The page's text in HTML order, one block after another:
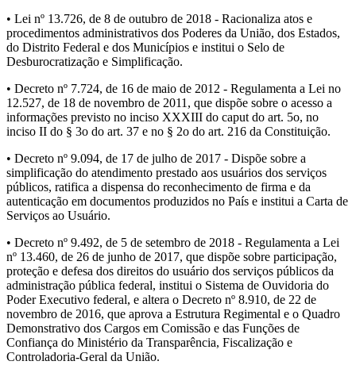
• Lei nº 13.726, de 8 de outubro de 2018 - Racionaliza atos e
procedimentos administrativos dos Poderes da União, dos Estados,
do Distrito Federal e dos Municípios e institui o Selo de
Desburocratização e Simplificação.
• Decreto nº 7.724, de 16 de maio de 2012 - Regulamenta a Lei no
12.527, de 18 de novembro de 2011, que dispõe sobre o acesso a
informações previsto no inciso XXXIII do caput do art. 5o, no
inciso II do § 3o do art. 37 e no § 2o do art. 216 da Constituição.
• Decreto nº 9.094, de 17 de julho de 2017 - Dispõe sobre a
simplificação do atendimento prestado aos usuários dos serviços
públicos, ratifica a dispensa do reconhecimento de firma e da
autenticação em documentos produzidos no País e institui a Carta de
Serviços ao Usuário.
• Decreto nº 9.492, de 5 de setembro de 2018 - Regulamenta a Lei
nº 13.460, de 26 de junho de 2017, que dispõe sobre participação,
proteção e defesa dos direitos do usuário dos serviços públicos da
administração pública federal, institui o Sistema de Ouvidoria do
Poder Executivo federal, e altera o Decreto nº 8.910, de 22 de
novembro de 2016, que aprova a Estrutura Regimental e o Quadro
Demonstrativo dos Cargos em Comissão e das Funções de
Confiança do Ministério da Transparência, Fiscalização e
Controladoria-Geral da União.